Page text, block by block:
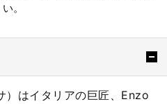
。
）はイタリアの巨匠、Enzo